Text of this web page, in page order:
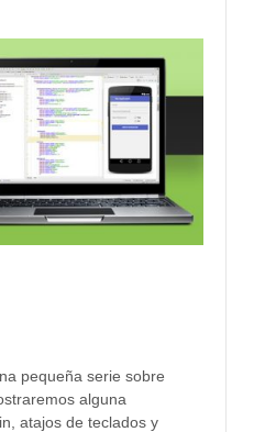
pequeña serie sobre
alguna
atajos de teclados y